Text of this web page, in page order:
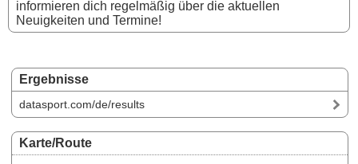
Ergebnisse
datasport.com/de/results
Karte/Route
informieren dich regelmäßig über die aktuellen
Neuigkeiten und Termine!